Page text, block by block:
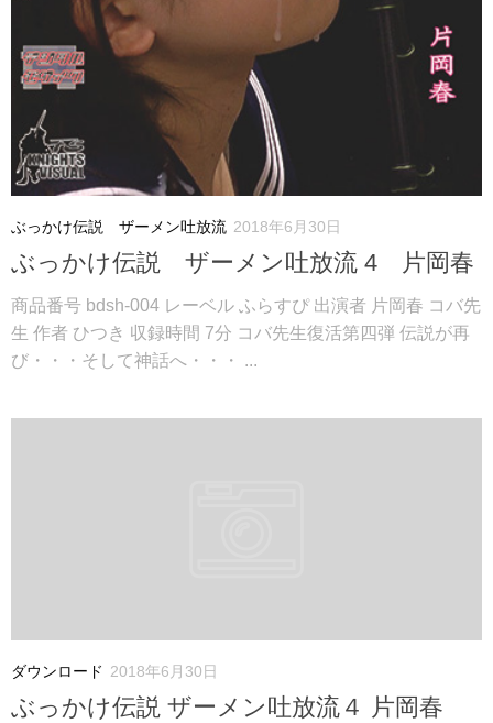
ぶっかけ伝説 ザーメン吐放流 2018年6月30日
ぶっかけ伝説 ザーメン吐放流 4 片岡春
商品番号 bdsh-004 レーベル ふらすぴ 出演者 片岡春 コバ先
生 作者 ひつき 収録時間 7分 コバ先生復活第四弾 伝説が再
び・・・そして神話へ・・・ ...
ダウンロード 2018年6月30日
ぶっかけ伝説 ザーメン吐放流４ 片岡春